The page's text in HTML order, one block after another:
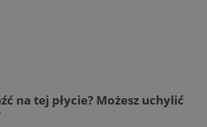
na tej płycie? Możesz uchylić